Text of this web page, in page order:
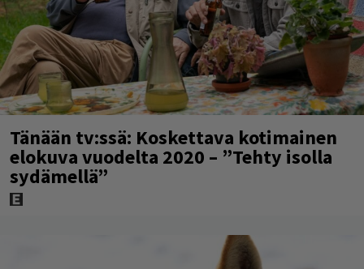
Tänään tv:ssä: Koskettava kotimainen
elokuva vuodelta 2020 – ”Tehty isolla
sydämellä”